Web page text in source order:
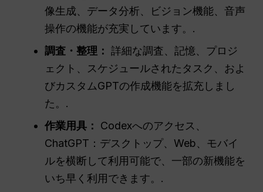
像生成、データ分析、ビジョン機能、音声
操作の機能が充実しています。.
調査・整理： 詳細な調査、記憶、プロジ
ェクト、スケジュールされたタスク、およ
びカスタムGPTの作成機能を拡充しまし
た。.
作業用具：
Codexへのアクセス、
ChatGPT：デスクトップ、Web、モバイ
ルを横断して利用可能で、一部の新機能を
いち早く利用できます。.